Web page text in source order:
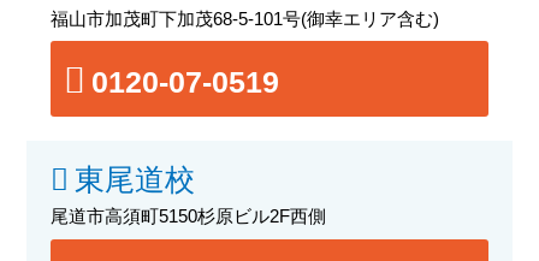
福山市加茂町下加茂68-5-101号(御幸エリア含む)
0120-07-0519
東尾道校
尾道市高須町5150杉原ビル2F西側